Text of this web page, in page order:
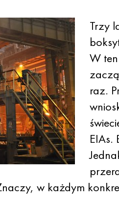
Trzy
W
raz.
EIAs.
w każdym